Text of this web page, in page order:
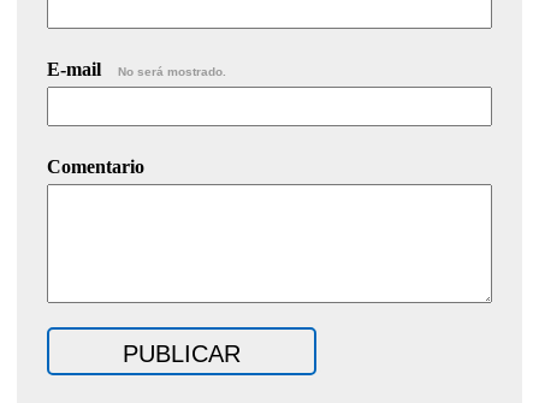
E-mail No será mostrado.
Comentario